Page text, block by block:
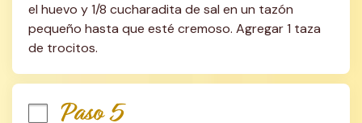
el huevo y 1/8 cucharadita de sal en un tazón
pequeño hasta que esté cremoso. Agregar 1 taza
de trocitos.
Paso 5